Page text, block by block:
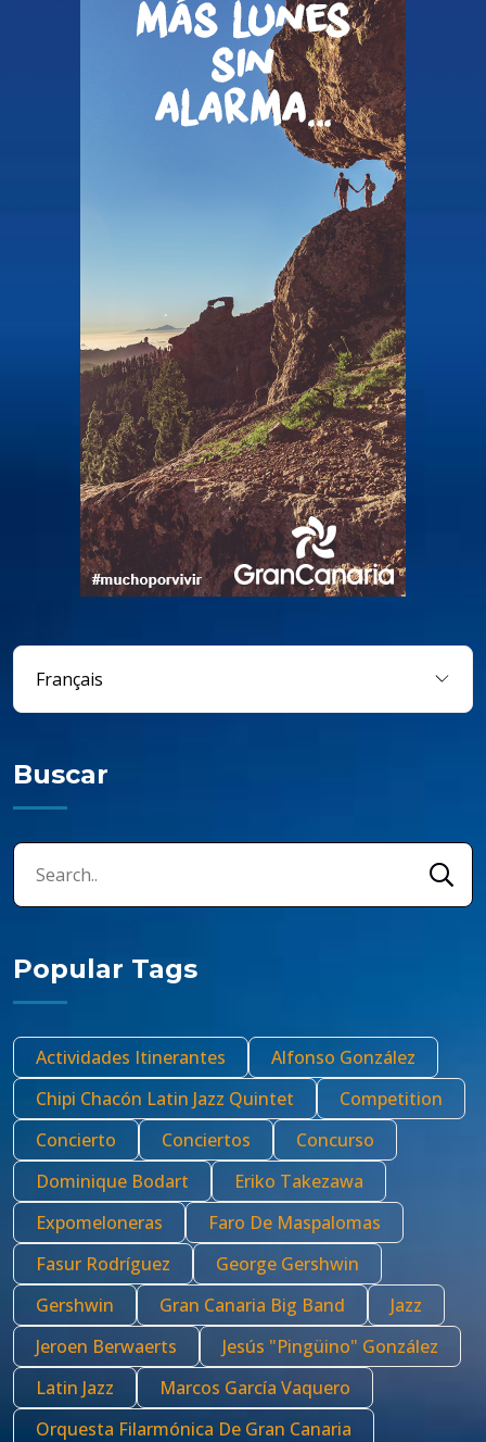
Buscar
Popular Tags
Actividades Itinerantes
Alfonso González
Chipi Chacón Latin Jazz Quintet
Competition
Concierto
Conciertos
Concurso
Dominique Bodart
Eriko Takezawa
Expomeloneras
Faro De Maspalomas
Fasur Rodríguez
George Gershwin
Gershwin
Gran Canaria Big Band
Jazz
Jeroen Berwaerts
Jesús "Pingüino" González
Latin Jazz
Marcos García Vaquero
Orquesta Filarmónica De Gran Canaria